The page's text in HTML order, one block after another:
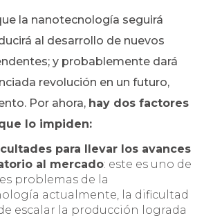
la nanotecnología seguirá
al desarrollo de nuevos
y probablemente dará
revolución en un futuro,
Por ahora, hay dos factores
lo impiden:
para llevar los avances
al mercado: este es uno de
problemas de la
actualmente, la dificultad
escalar la producción lograda